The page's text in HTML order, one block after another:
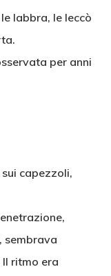
labbra, le leccò
per anni
capezzoli,
sembrava
Il ritmo era